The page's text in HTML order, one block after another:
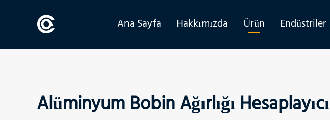
Ana Sayfa Hakkımızda Ürün Endüstriler
Alüminyum Bobin Ağırlığı Hesaplayıcı